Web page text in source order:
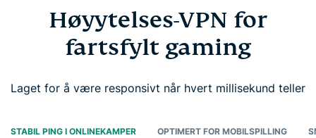
Høyytelses-VPN for
fartsfylt gaming
Laget for å være responsivt når hvert millisekund teller
STABIL PING I ONLINEKAMPER OPTIMERT FOR MOBILSPILLING